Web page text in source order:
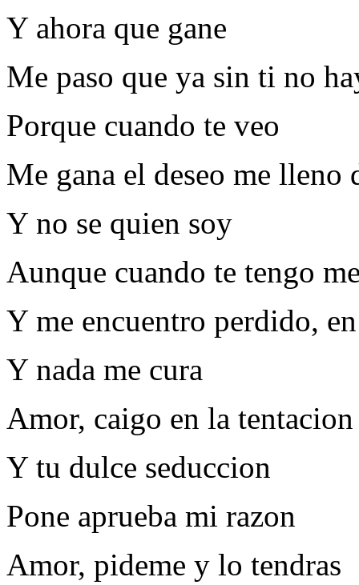
Y ahora que gane
Me paso que ya sin ti no
Porque cuando te veo
Me gana el deseo me lleno
Y no se quien soy
Aunque cuando te tengo
Y me encuentro perdido,
Y nada me cura
Amor, caigo en la tentacion
Y tu dulce seduccion
Pone aprueba mi razon
Amor, pideme y lo tendras